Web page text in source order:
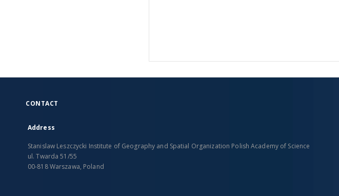
CONTACT
Address
Stanislaw Leszczycki Institute of Geography and Spatial Organization Polish Academy of Science
ul. Twarda 51/55
00-818 Warszawa, Poland